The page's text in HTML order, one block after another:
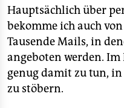
Hauptsächlich über
bekomme ich auch
Tausende Mails, in
angeboten werden.
genug damit zu tun,
zu stöbern.